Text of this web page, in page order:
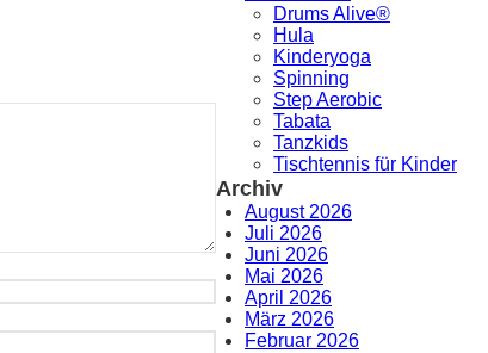
Drums Alive®
Hula
Kinderyoga
Spinning
Step Aerobic
Tabata
Tanzkids
Tischtennis für Kinder
Archiv
August 2026
Juli 2026
Juni 2026
Mai 2026
April 2026
März 2026
Februar 2026